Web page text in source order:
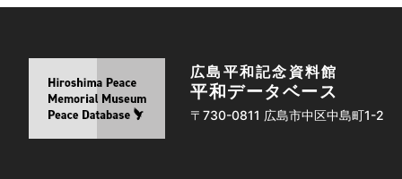
広島平和記念資料館
平和データベース
〒730-0811 広島市中区中島町1-2